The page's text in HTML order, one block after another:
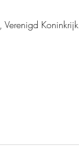
Koninkrijk